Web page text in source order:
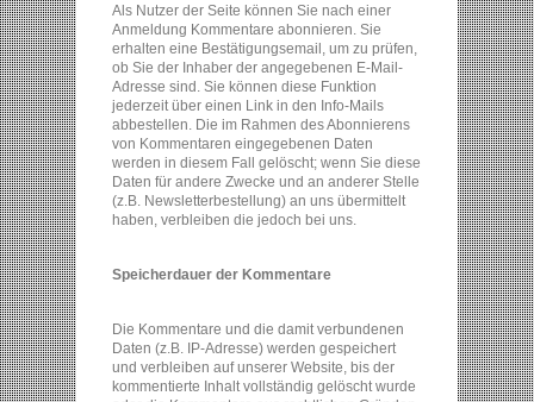
Als Nutzer der Seite können Sie nach einer
Anmeldung Kommentare abonnieren. Sie
erhalten eine Bestätigungsemail, um zu prüfen,
ob Sie der Inhaber der angegebenen E-Mail-
Adresse sind. Sie können diese Funktion
jederzeit über einen Link in den Info-Mails
abbestellen. Die im Rahmen des Abonnierens
von Kommentaren eingegebenen Daten
werden in diesem Fall gelöscht; wenn Sie diese
Daten für andere Zwecke und an anderer Stelle
(z.B. Newsletterbestellung) an uns übermittelt
haben, verbleiben die jedoch bei uns.
Speicherdauer der Kommentare
Die Kommentare und die damit verbundenen
Daten (z.B. IP-Adresse) werden gespeichert
und verbleiben auf unserer Website, bis der
kommentierte Inhalt vollständig gelöscht wurde